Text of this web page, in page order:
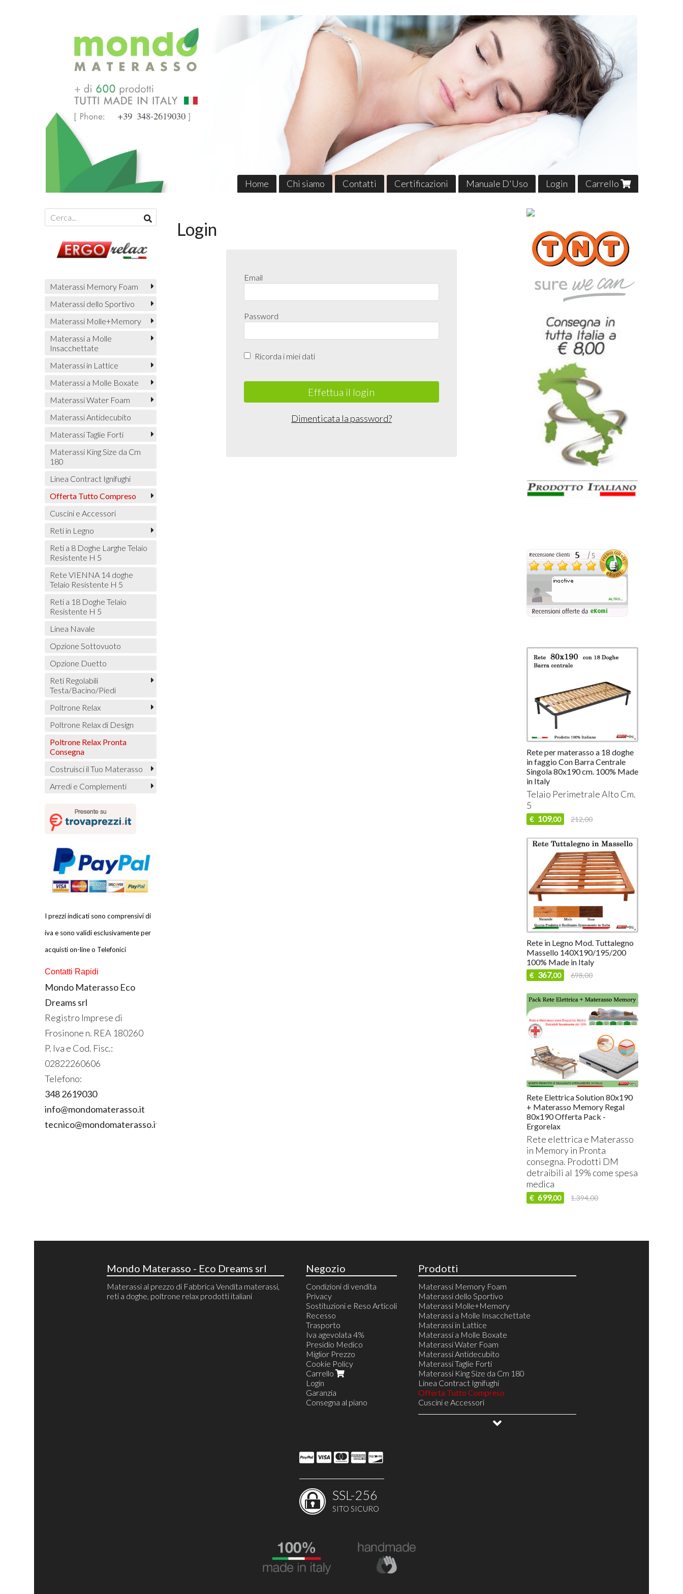
Home Chi siamo Contatti Certificazioni Manuale D'Uso Login Carrello
Login
Email
Password
Ricorda i miei dati
Effettua il login
Dimenticata la password?
Materassi Memory Foam
Materassi dello Sportivo
Materassi Molle+Memory
Materassi a Molle
Insacchettate
Materassi in Lattice
Materassi a Molle Boxate
Materassi Water Foam
Materassi Antidecubito
Materassi Taglie Forti
Materassi King Size da Cm
180
Linea Contract Ignifughi
Offerta Tutto Compreso
Cuscini e Accessori
Reti in Legno
Reti a 8 Doghe Larghe Telaio
Resistente H 5
Rete VIENNA 14 doghe
Telaio Resistente H 5
Reti a 18 Doghe Telaio
Resistente H 5
Linea Navale
Opzione Sottovuoto
Opzione Duetto
Reti Regolabili
Testa/Bacino/Piedi
Poltrone Relax
Poltrone Relax di Design
Poltrone Relax Pronta
Consegna
Costruisci il Tuo Materasso
Arredi e Complementi
I prezzi indicati sono comprensivi di
iva e sono validi esclusivamente per
acquisti on-line o Telefonici
Contatti Rapidi
Mondo Materasso Eco
Dreams srl
Registro Imprese di
Frosinone n. REA 180260
P. Iva e Cod. Fisc.:
02822260606
Telefono:
348 2619030
info@mondomaterasso.it
tecnico@mondomaterasso.it
Rete per materasso a 18 doghe
in faggio Con Barra Centrale
Singola 80x190 cm. 100% Made
in Italy
Telaio Perimetrale Alto Cm.
5
€ 109,00 212,00
Rete in Legno Mod. Tuttalegno
Massello 140X190/195/200
100% Made in Italy
€ 367,00 698,00
Rete Elettrica Solution 80x190
+ Materasso Memory Regal
80x190 Offerta Pack -
Ergorelax
Rete elettrica e Materasso
in Memory in Pronta
consegna. Prodotti DM
detraibili al 19% come spesa
medica
€ 699,00 1.394,00
Mondo Materasso - Eco Dreams srl
Materassi al prezzo di Fabbrica Vendita materassi,
reti a doghe, poltrone relax prodotti italiani
Negozio
Condizioni di vendita
Privacy
Sostituzioni e Reso Articoli
Recesso
Trasporto
Iva agevolata 4%
Presidio Medico
Miglior Prezzo
Cookie Policy
Carrello
Login
Garanzia
Consegna al piano
Prodotti
Materassi Memory Foam
Materassi dello Sportivo
Materassi Molle+Memory
Materassi a Molle Insacchettate
Materassi in Lattice
Materassi a Molle Boxate
Materassi Water Foam
Materassi Antidecubito
Materassi Taglie Forti
Materassi King Size da Cm 180
Linea Contract Ignifughi
Offerta Tutto Compreso
Cuscini e Accessori
Reti in Legno
Reti a 8 Doghe Larghe Telaio Resistente H 5
SSL-256
SITO SICURO